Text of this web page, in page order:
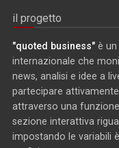
il progetto
"quoted business" è
internazionale che
news, analisi e idee a
partecipare
attraverso una
sezione interattiva
impostando le variabili